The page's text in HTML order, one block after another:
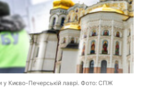
у Києво-Печерській лаврі. Фото: СПЖ